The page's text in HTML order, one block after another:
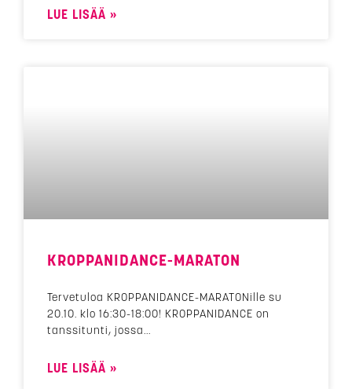
LUE LISÄÄ »
KROPPANIDANCE-MARATON
Tervetuloa KROPPANIDANCE-MARATONille su
20.10. klo 16:30-18:00! KROPPANIDANCE on
tanssitunti, jossa
LUE LISÄÄ »